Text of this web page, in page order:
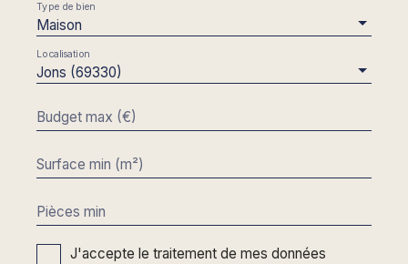
Maison
Type de bien
Jons (69330)
Localisation
Budget max (€)
Surface min (m²)
Pièces min
J'accepte le traitement de mes données